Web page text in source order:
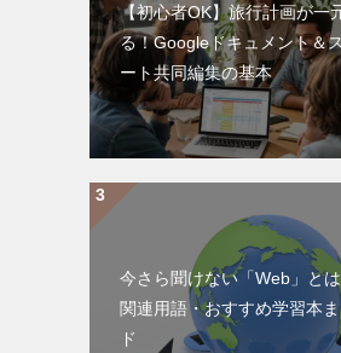
【初心者OK】旅行計画が一
る！Googleドキュメント＆
ート共同編集の基本
今さら聞けない「Web」とは
関連用語・おすすめ学習本
ド